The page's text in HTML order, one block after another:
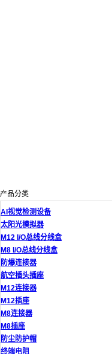
产品分类
AI视觉检测设备
太阳光模拟器
M12 I/O总线分线盒
M8 I/O总线分线盒
防爆连接器
航空插头插座
M12连接器
M12插座
M8连接器
M8插座
防尘防护帽
终端电阻